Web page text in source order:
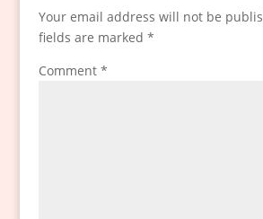
Your email address will not be
fields are marked *
Comment *